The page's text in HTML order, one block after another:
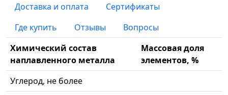
Доставка и оплата
Сертификаты
Где купить
Отзывы
Вопросы
Химический состав
наплавленного металла
Массовая доля
элементов, %
Углерод, не более